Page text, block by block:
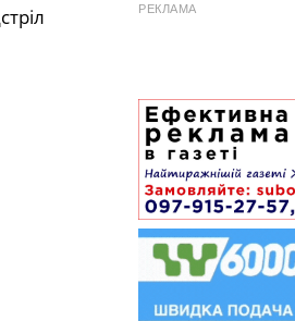
РЕКЛАМА